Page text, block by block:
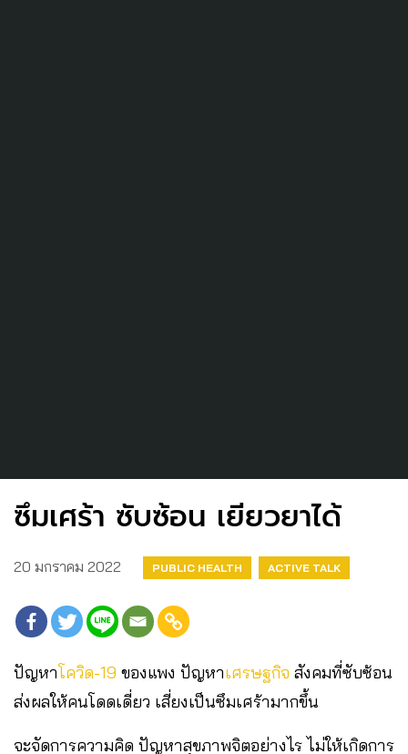
ซึมเศร้า ซับซ้อน เยียวยาได้
20 มกราคม 2022 PUBLIC HEALTH ACTIVE TALK
ปัญหาโควิด-19 ของแพง ปัญหาเศรษฐกิจ สังคมที่ซับซ้อน
ส่งผลให้คนโดดเดี่ยว เสี่ยงเป็นซึมเศร้ามากขึ้น
จะจัดการความคิด ปัญหาสุขภาพจิตอย่างไร ไม่ให้เกิดการ